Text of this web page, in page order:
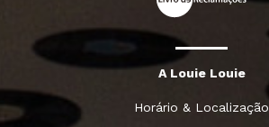
A Louie Louie
Horário & Localização